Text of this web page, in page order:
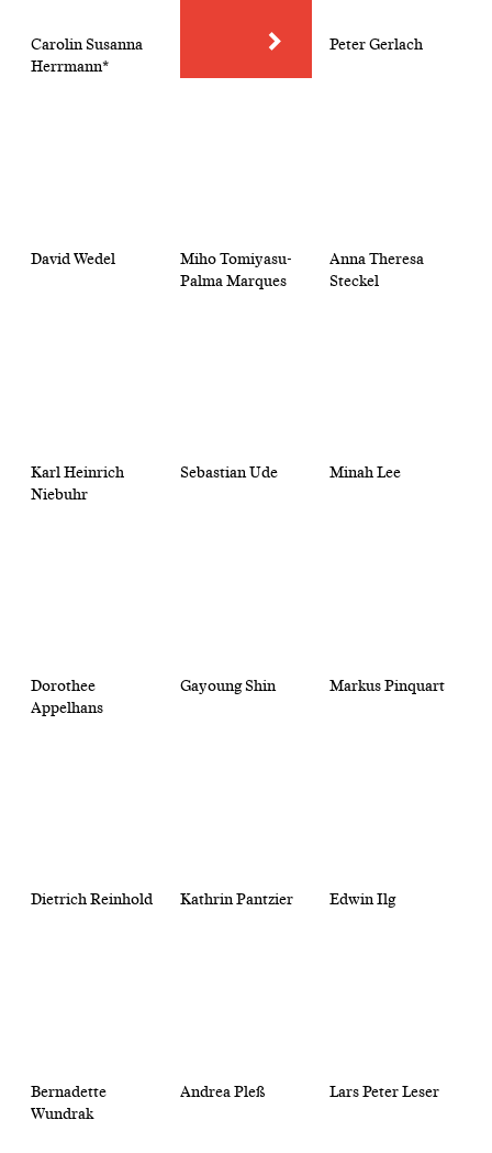
Carolin Susanna
Herrmann*
Peter Gerlach
David Wedel
Miho Tomiyasu-
Palma Marques
Anna Theresa
Steckel
Karl Heinrich
Niebuhr
Sebastian Ude Minah Lee
Dorothee
Appelhans
Gayoung Shin Markus Pinquart
Dietrich Reinhold Kathrin Pantzier Edwin Ilg
Bernadette
Wundrak
Andrea Pleß Lars Peter Leser